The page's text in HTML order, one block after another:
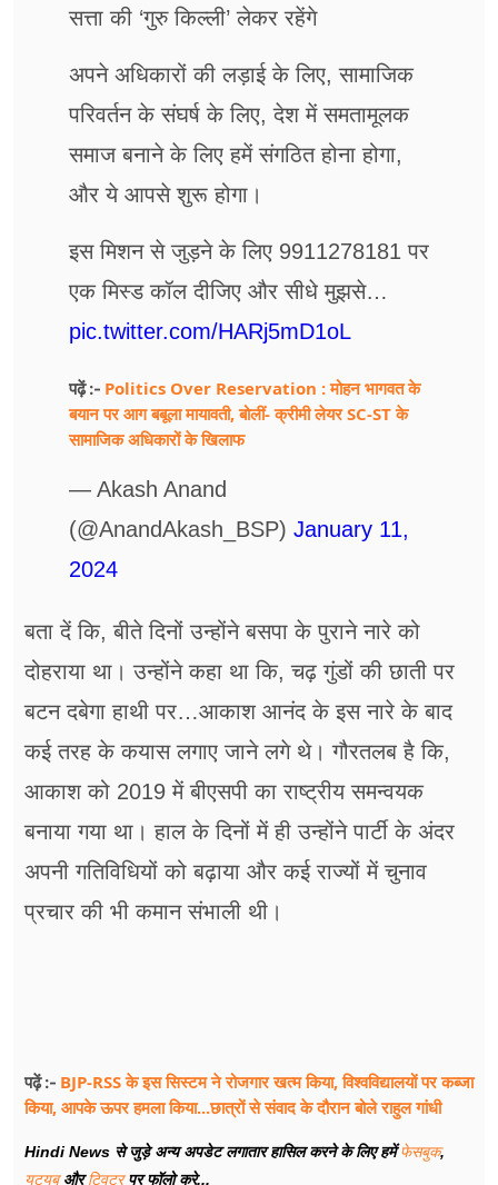
सत्ता की ‘गुरु किल्ली’ लेकर रहेंगे
अपने अधिकारों की लड़ाई के लिए, सामाजिक
परिवर्तन के संघर्ष के लिए, देश में समतामूलक
समाज बनाने के लिए हमें संगठित होना होगा,
और ये आपसे शुरू होगा।
इस मिशन से जुड़ने के लिए 9911278181 पर
एक मिस्ड कॉल दीजिए और सीधे मुझसे…
pic.twitter.com/HARj5mD1oL
पढ़ें :- Politics Over Reservation : मोहन भागवत के
बयान पर आग बबूला मायावती, बोलीं- क्रीमी लेयर SC-ST के
सामाजिक अधिकारों के खिलाफ
— Akash Anand
(@AnandAkash_BSP) January 11,
2024
बता दें कि, बीते दिनों उन्होंने बसपा के पुराने नारे को
दोहराया था। उन्होंने कहा था कि, चढ़ गुंडों की छाती पर
बटन दबेगा हाथी पर…आकाश आनंद के इस नारे के बाद
कई तरह के ​कयास लगाए जाने लगे थे। गौरतलब है कि,
आकाश को 2019 में बीएसपी का राष्ट्रीय समन्वयक
बनाया गया था। हाल के दिनों में ही उन्होंने पार्टी के अंदर
अपनी गतिविधियों को बढ़ाया और कई राज्यों में चुनाव
प्रचार की भी कमान संभाली थी।
पढ़ें :- BJP-RSS के इस सिस्टम ने रोजगार खत्म किया, विश्वविद्यालयों पर कब्जा
किया, आपके ऊपर हमला किया...छात्रों से संवाद के दौरान बोले राहुल गांधी
Hindi News से जुड़े अन्य अपडेट लगातार हासिल करने के लिए हमेंफेसबुक,
यूट्यूबऔरट्विटरपर फॉलो करे...